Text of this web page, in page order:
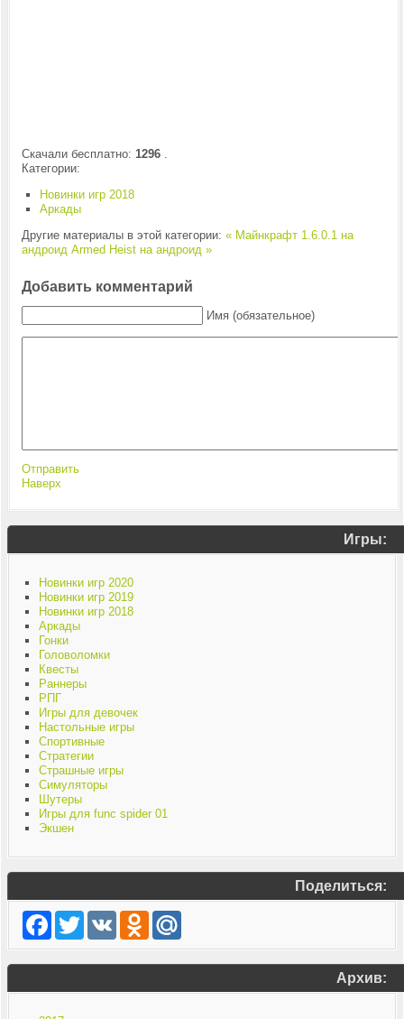
Скачали бесплатно: 1296.
Категории:
Новинки игр 2018
Аркады
Другие материалы в этой категории: « Майнкрафт 1.6.0.1 на
андроид Armed Heist на андроид »
Добавить комментарий
Имя (обязательное)
Отправить
Наверх
Игры:
Новинки игр 2020
Новинки игр 2019
Новинки игр 2018
Аркады
Гонки
Головоломки
Квесты
Раннеры
РПГ
Игры для девочек
Настольные игры
Спортивные
Стратегии
Страшные игры
Симуляторы
Шутеры
Игры для func spider 01
Экшен
Поделиться:
Facebook
TwitterVK Odnoklassniki
Mail.Ru
Архив: